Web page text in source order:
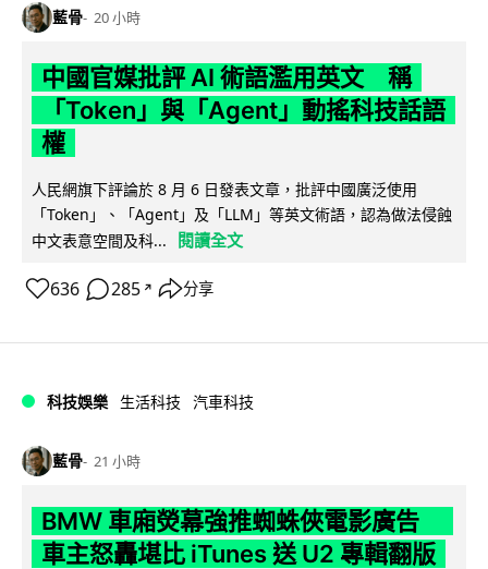
藍骨 20 小時
中國官媒批評 AI 術語濫用英文 稱
「Token」與「Agent」動搖科技話語
權
人民網旗下評論於 8 月 6 日發表文章，批評中國廣泛使用
「Token」、「Agent」及「LLM」等英文術語，認為做法侵蝕
中文表意空間及科...
閱讀全文
636 285 ↗ 分享
科技娛樂 生活科技 汽車科技
藍骨 21 小時
BMW 車廂熒幕強推蜘蛛俠電影廣告
車主怒轟堪比 iTunes 送 U2 專輯翻版